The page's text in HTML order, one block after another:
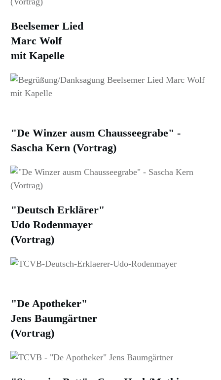
Beelsemer Lied
Marc Wolf
mit Kapelle
"De Winzer ausm Chausseegrabe" -
Sascha Kern (Vortrag)
"Deutsch Erklärer"
Udo Rodenmayer
(Vortrag)
"De Apotheker"
Jens Baumgärtner
(Vortrag)